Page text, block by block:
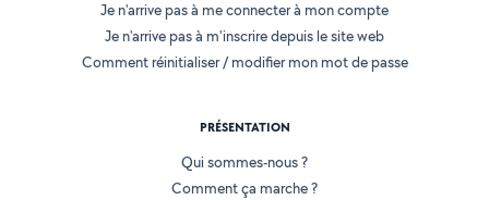
Je n'arrive pas à me connecter à mon compte
Je n'arrive pas à m'inscrire depuis le site web
Comment réinitialiser / modifier mon mot de passe
PRÉSENTATION
Qui sommes-nous ?
Comment ça marche ?